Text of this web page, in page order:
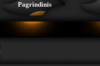
Pagrindinis